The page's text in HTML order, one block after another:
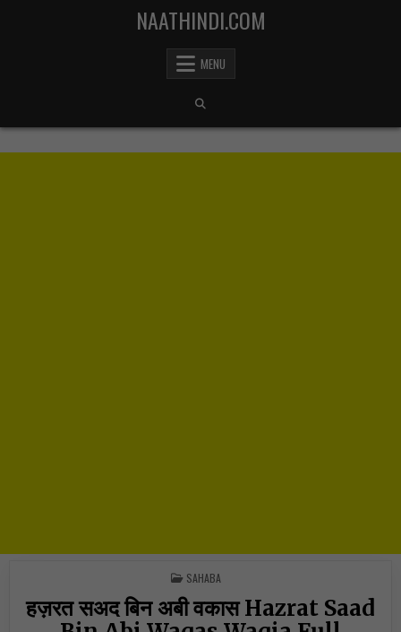
NAATHINDI.COM
MENU
POSTED IN
SAHABA
हज़रत सअद बिन अबी वकास Hazrat Saad